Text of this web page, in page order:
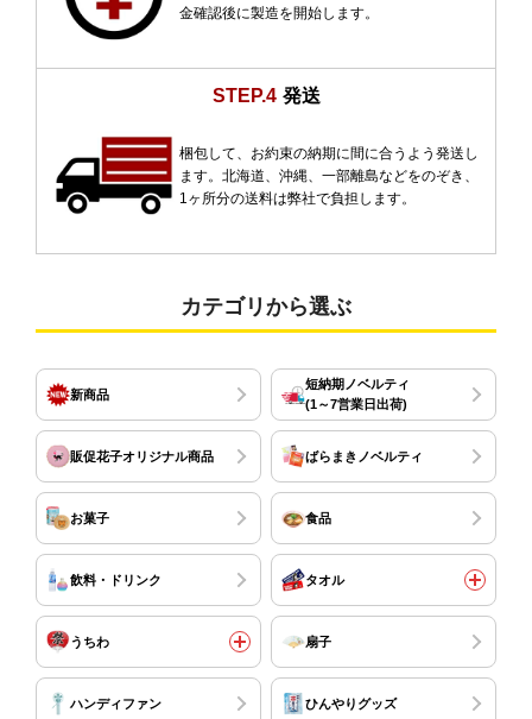
金確認後に製造を開始します。
STEP.4 発送
梱包して、お約束の納期に間に合うよう発送し
ます。北海道、沖縄、一部離島などをのぞき、
1ヶ所分の送料は弊社で負担します。
カテゴリから選ぶ
新商品
短納期ノベルティ
(1～7営業日出荷)
販促花子オリジナル商品 ばらまきノベルティ
お菓子 食品
飲料・ドリンク タオル
うちわ 扇子
ハンディファン ひんやりグッズ